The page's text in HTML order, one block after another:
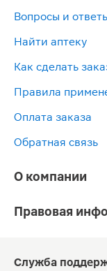
Вопросы и
Найти аптеку
Как сделать
Правила
Оплата заказа
Обратная связь
О компании
Правовая
Служба